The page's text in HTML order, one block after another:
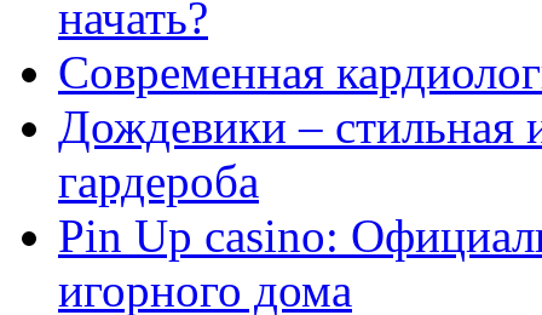
начать?
Современная
Дождевики – стильная
гардероба
Pin Up casino:
игорного дома